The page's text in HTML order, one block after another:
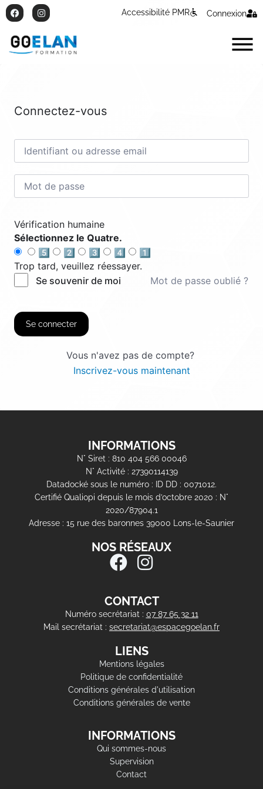
Accessibilité PMR Connexion
Connectez-vous
Vérification humaine
Sélectionnez le Quatre.
5️⃣
2️⃣ 3️⃣ 4️⃣
1️⃣
Trop tard, veuillez réessayer.
Se souvenir de moi
Mot de passe oublié ?
Se connecter
Vous n'avez pas de compte?
Inscrivez-vous maintenant
INFORMATIONS
N° Siret : 810 404 566 00046
N° Activité : 27390114139
Datadocké sous le numéro : ID DD : 0071012.
Certifié Qualiopi depuis le mois d’octobre 2020 : N°
2020/87904.1
Adresse : 15 rue des baronnes 39000 Lons-le-Saunier
NOS RÉSEAUX
CONTACT
Numéro secrétariat : 07 87 65 32 11
Mail secrétariat : secretariat@espacegoelan.fr
LIENS
Mentions légales
Politique de confidentialité
Conditions générales d'utilisation
Conditions générales de vente
INFORMATIONS
Qui sommes-nous
Supervision
Contact